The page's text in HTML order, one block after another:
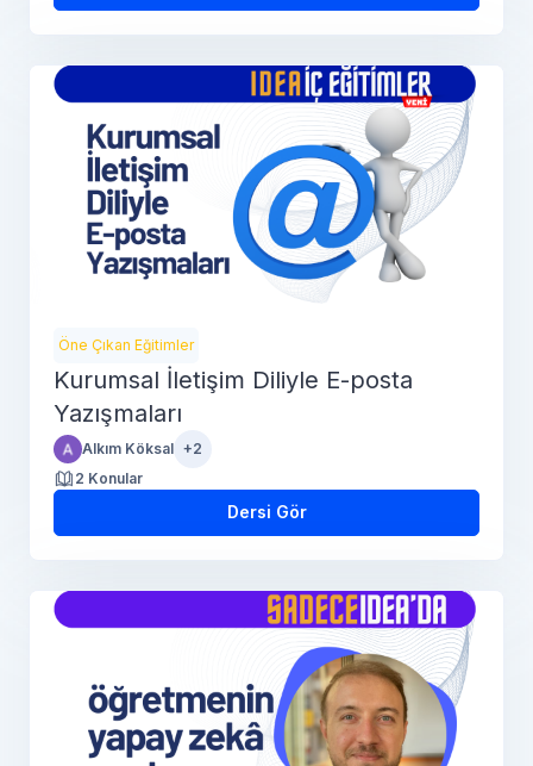
Öne Çıkan Eğitimler
Kurumsal İletişim Diliyle E-posta
Yazışmaları
Alkım Köksal +2
2 Konular
Dersi Gör